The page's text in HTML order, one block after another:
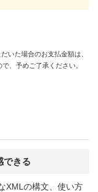
いた場合のお支払金額は、
、予めご了承ください。
できる
XMLの構文、使い方